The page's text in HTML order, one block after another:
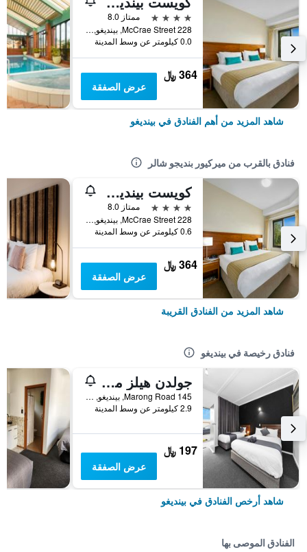
4 نجوم
ممتاز 8.0
228 McCrae Street, بينديغو, VIC, أستراليا
0.0 كيلومتر عن وسط المدينة
364 ﷼
عرض الصفقة
شاهد المزيد من أهم الفنادق في بينديغو
فنادق بالقرب من ميركيور بنديجو شالر
كويست بينديغو سنترال
4 نجوم
ممتاز 8.0
228 McCrae Street, بينديغو, VIC, أستراليا
0.6 كيلومتر عن وسط المدينة
364 ﷼
عرض الصفقة
شاهد المزيد من الفنادق القريبة
فنادق رخيصة في بينديغو
جولدن هيلز موتل
145 Marong Road, بينديغو, VIC, أستراليا
2.9 كيلومتر عن وسط المدينة
197 ﷼
عرض الصفقة
شاهد أرخص الفنادق في بينديغو
الفنادق الموصى بها